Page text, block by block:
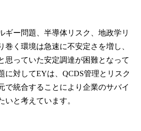
ギー問題、半導体リスク、地政学リ
巻く環境は急速に不安定さを増し、
思っていた安定調達が困難となって
に対してEYは、QCDS管理とリスク
で統合することにより企業のサバイ
いと考えています。